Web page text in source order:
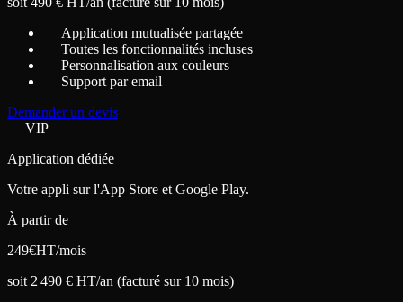
Application mutualisée partagée
Toutes les fonctionnalités incluses
Personnalisation aux couleurs
Support par email
Demander un devis
VIP
Application dédiée
Votre appli sur l'App Store et Google Play.
À partir de
249€HT/mois
soit 2 490 € HT/an (facturé sur 10 mois)